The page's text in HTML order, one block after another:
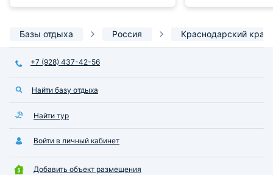
Однозначно будем
Мебель в
подачей. В доме
Базы отдыха Россия Краснодарский край
+7 (928) 437-42-56
Найти базу отдыха
Найти тур
Войти в личный кабинет
Добавить объект размещения